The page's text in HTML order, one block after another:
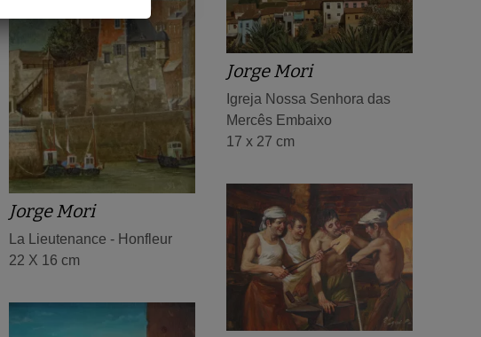
Jorge Mori
La Lieutenance - Honfleur
22 X 16 cm
Jorge Mori
Igreja Nossa Senhora das
Mercês Embaixo
17 x 27 cm